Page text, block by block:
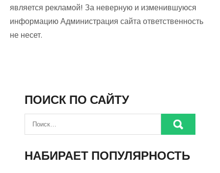
является рекламой! За неверную и изменившуюся
информацию Администрация сайта ответственность
не несет.
ПОИСК ПО САЙТУ
НАБИРАЕТ ПОПУЛЯРНОСТЬ